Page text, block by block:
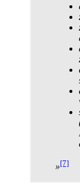
»[7]